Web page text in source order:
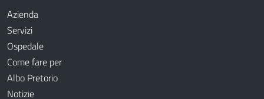
Azienda
Servizi
Ospedale
Come fare per
Albo Pretorio
Notizie